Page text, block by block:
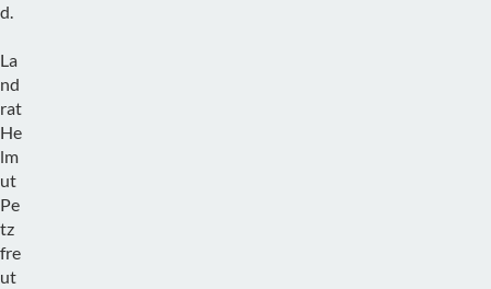
d.
La
nd
rat
He
lm
ut
Pe
tz
fre
ut